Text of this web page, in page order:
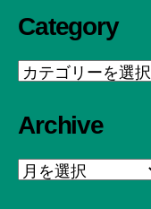
Category
Category
Archive
Archive